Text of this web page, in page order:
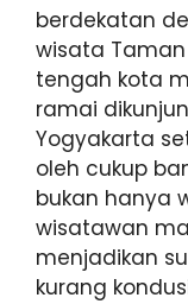
berdekatan
wisata Taman
tengah kota
ramai
Yogyakarta
oleh cukup
bukan hanya
wisatawan
menjadikan
kurang